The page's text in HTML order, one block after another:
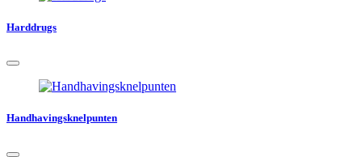
Harddrugs
Handhavingsknelpunten